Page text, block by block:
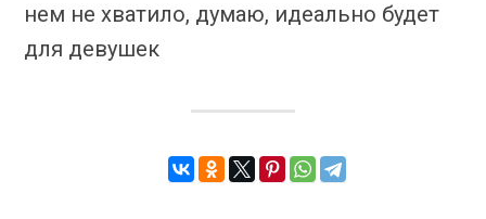
нем не хватило, думаю, идеально будет
для девушек